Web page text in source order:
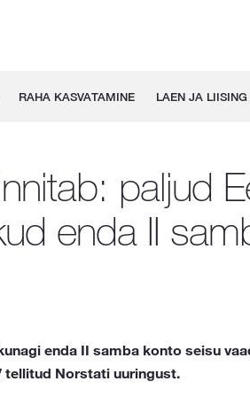
RAHA KASVATAMINE LAEN JA LIISING
paljud
enda II
enda II samba konto seisu
tellitud Norstati uuringust.